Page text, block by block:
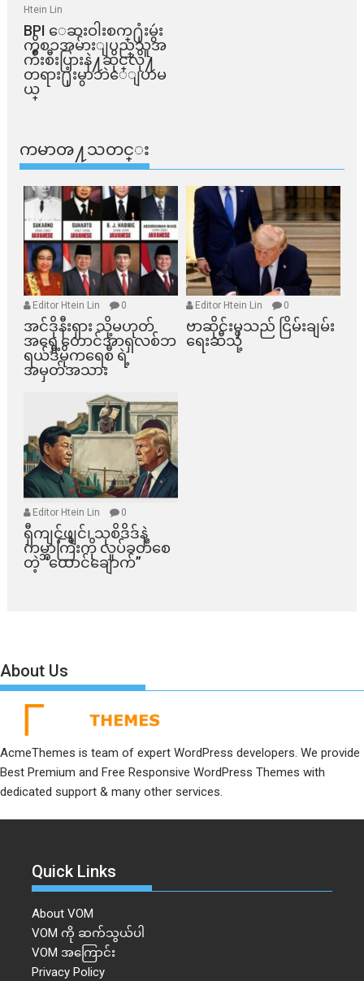
Htein Lin
BPI ​ေဆးဝါးစက္​႐ုံးမွဴး
ကိစၥအမ်ားျပည္​သူအ
က်ိဳးစီးပြားနဲ႔ဆိုင္​လို႔
တရား႐ုံးမွာဘဲေျပာမ
ယ္​
ကမာၻ႔သတင္း
Editor Htein Lin 0
အင်ဒိုနီးရှား သို့မဟုတ်
အရှေ့တောင်အာရှလစ်ဘ
ရယ်ဒီမိုကရေစီ ရဲ့
အမှတ်အသား
Editor Htein Lin 0
ဗာဆိုင်းမှသည် ငြိမ်းချမ်း
ရေးဆီသို့
Editor Htein Lin 0
ရှီကျင့်ဖျင်၊ သုစိဒိဒ်နဲ့
ကမ္ဘာကြီးကို လှုပ်ခတ်စေ
တဲ့ “ထောင်ချောက်”
About Us
AcmeThemes is team of expert WordPress developers. We provide
Best Premium and Free Responsive WordPress Themes with
dedicated support & many other services.
Quick Links
About VOM
VOM ကို ဆက်သွယ်ပါ
VOM အကြောင်း
Privacy Policy